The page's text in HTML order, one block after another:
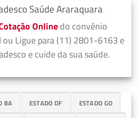
Saúde Araraquara
Onlinedo convênio
Ligue para (11) 2801-6163 e
e cuide da sua saúde.
BA ESTADO DF ESTADO GO